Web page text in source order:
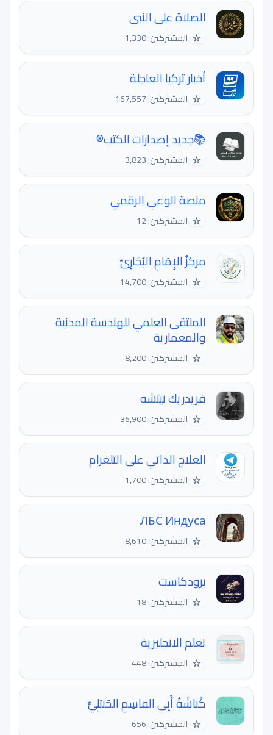
الصلاة على النبي
☆ المشتركين: 1,330
أخبار تركيا العاجلة
☆ المشتركين: 167,557
📚جديد إصدارات الكتب®
☆ المشتركين: 3,823
منصة الوعي الرقمي
☆ المشتركين: 12
مركزُ الإِمَامِ البُخَارِيِّ
☆ المشتركين: 14,700
الملتقى العلمي للهندسة المدنية
والمعمارية
☆ المشتركين: 8,200
فريدريك نيتشه
☆ المشتركين: 36,900
العلاج الذاتي على التلغرام
☆ المشتركين: 1,700
ЛБС Индуса
☆ المشتركين: 8,610
برودكاست
☆ المشتركين: 18
تعلم الانجليزية
☆ المشتركين: 448
كُناشَةُ أَبِي القاسِمِ الحَنبَلِيِّ
☆ المشتركين: 656